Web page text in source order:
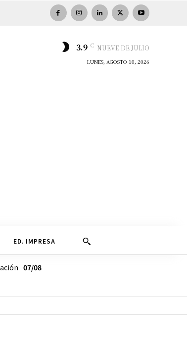
3.9 C NUEVE DE JULIO
LUNES, AGOSTO 10, 2026
ED. IMPRESA
07/08